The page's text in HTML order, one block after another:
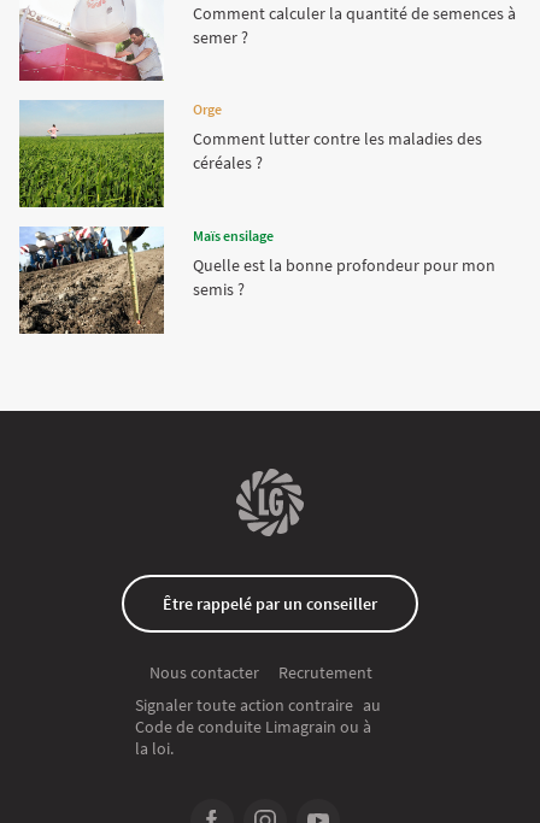
Comment calculer la quantité de semences à
semer ?
Orge
Comment lutter contre les maladies des
céréales ?
Maïs ensilage
Quelle est la bonne profondeur pour mon
semis ?
Être rappelé par un conseiller
Nous contacter
Recrutement
Signaler toute action contraire au
Code de conduite Limagrain ou à
la loi.